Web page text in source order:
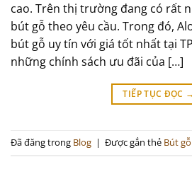
cao. Trên thị trường đang có rất
bút gỗ theo yêu cầu. Trong đó,
bút gỗ uy tín với giá tốt nhất tại
những chính sách ưu đãi của […]
TIẾP TỤC ĐỌC →
Đã đăng trong Blog | Được gắn thẻ Bút gỗ